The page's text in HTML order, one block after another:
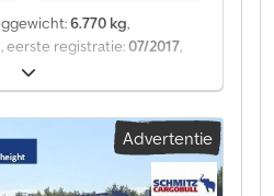
6.770 kg,
, eerste registratie:07/2017,
2017
ABS, Leeggewicht: 6.770 kg,
(EBS), 1x15- en 2x7-polige
van alle beschikbare
website. Financiering
Advertentie